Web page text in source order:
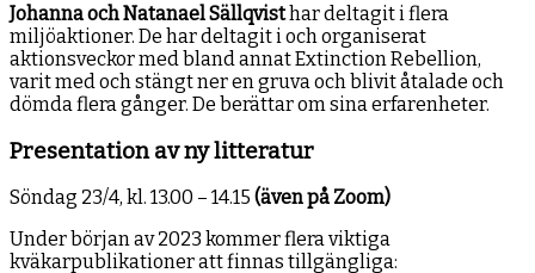
Johanna och Natanael Sällqvisthar deltagit i flera
miljöaktioner. De har deltagit i och organiserat
aktionsveckor med bland annat Extinction Rebellion,
varit med och stängt ner en gruva och blivit åtalade och
dömda flera gånger. De berättar om sina erfarenheter.
Presentation av ny litteratur
Söndag 23/4, kl. 13.00 – 14.15 (även på Zoom)
Under början av 2023 kommer flera viktiga
kväkarpublikationer att finnas tillgängliga: